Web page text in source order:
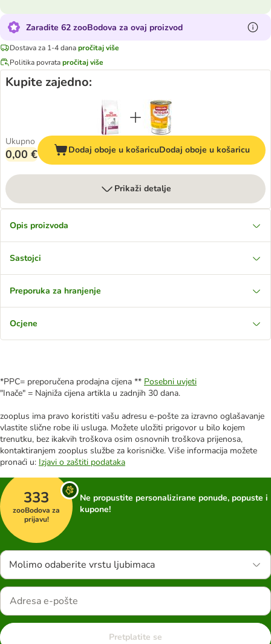
Zaradite 62 zooBodova za ovaj proizvod
Dostava za 1-4 danapročitaj više
Politika povratapročitaj više
Kupite zajedno:
Ukupno
0,00 € Dodaj oboje u košaricuDodaj oboje u košaricu
Prikaži detalje
Opis proizvoda
Sastojci
Preporuka za hranjenje
Ocjene
*PPC= preporučena prodajna cijena ** Posebni uvjeti
"Inače" = Najniža cijena artikla u zadnjih 30 dana.
zooplus ima pravo koristiti vašu adresu e-pošte za izravno oglašavanje
vlastite slične robe ili usluga. Možete uložiti prigovor u bilo kojem
trenutku, bez ikakvih troškova osim osnovnih troškova prijenosa,
kontaktiranjem zooplus službe za korisničke. Više informacija možete
pronaći u: Izjavi o zaštiti podataka
333
zooBodova za
prijavu!
Ne propustite personalizirane ponude, popuste i
kupone!
Molimo odaberite vrstu ljubimaca
Pretplatite se